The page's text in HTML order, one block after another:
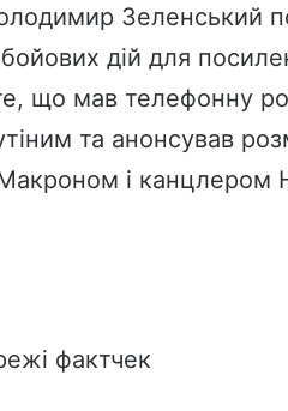
Зеленський
дій для
що мав телефонну
та анонсував
і канцлером
фактчек